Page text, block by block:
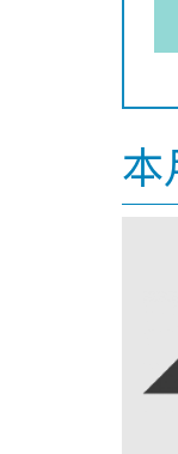
本